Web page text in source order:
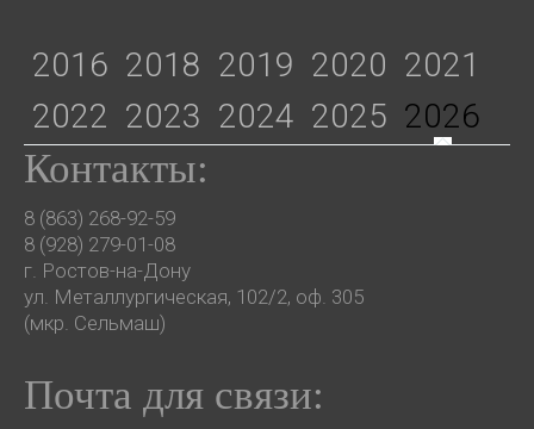
2016 2018 2019 2020 2021
2022 2023 2024 2025 2026
Контакты:
8 (863) 268-92-59
8 (928) 279-01-08
г. Ростов-на-Дону
ул. Металлургическая, 102/2, оф. 305
(мкр. Сельмаш)
Почта для связи: